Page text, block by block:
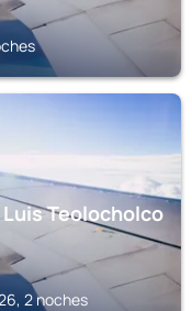
Luis Teolocholco
2 noches